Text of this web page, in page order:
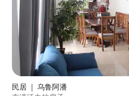
民居 ｜ 乌鲁阿潘